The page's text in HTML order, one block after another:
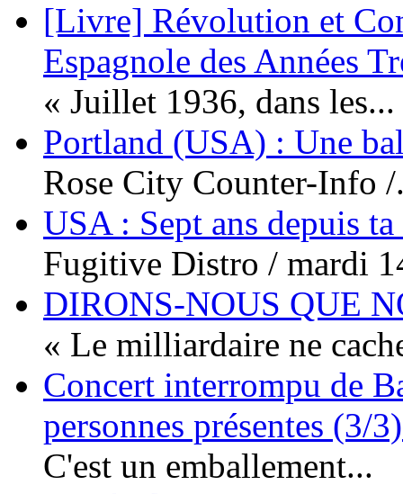
[Livre] Révolution et
Espagnole des Années
« Juillet 1936, dans les...
Portland (USA) : Une
Rose City Counter-Info /
USA : Sept ans depuis
Fugitive Distro / mardi
DIRONS-NOUS QUE
« Le milliardaire ne
Concert interrompu de
personnes présentes (3/
C'est un emballement...